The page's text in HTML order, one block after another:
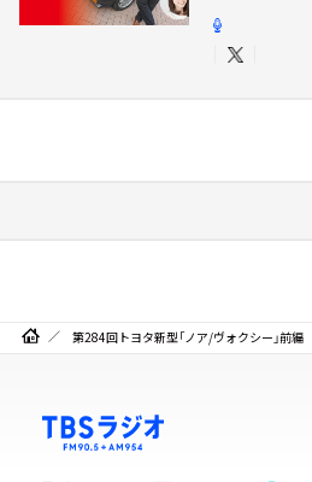
第284回トヨタ新型「ノア/ヴォクシー」前編